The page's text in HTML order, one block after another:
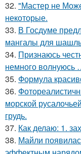
32. "Мастер не
некоторые.
33. В Госдуме
мангалы для
34. Признаюсь
немного волнуюсь
35. Формула
36.
морской
грудь.
37. Как делаю: 1.
38. Майли